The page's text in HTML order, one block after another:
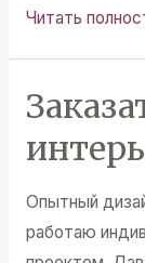
Студия
дизайна
квартир
сдачи
Читать
Опытный
работаю